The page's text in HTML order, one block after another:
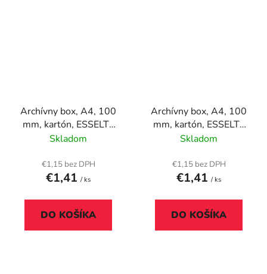
Archívny box, A4, 100
mm, kartón, ESSELTE
"Boxycolor", modrý
Skladom
€1,15 bez DPH
€1,41 / ks
DO KOŠÍKA
Archívny box, A4, 100
mm, kartón, ESSELTE
"Boxycolor", zelený
Skladom
€1,15 bez DPH
€1,41 / ks
DO KOŠÍKA